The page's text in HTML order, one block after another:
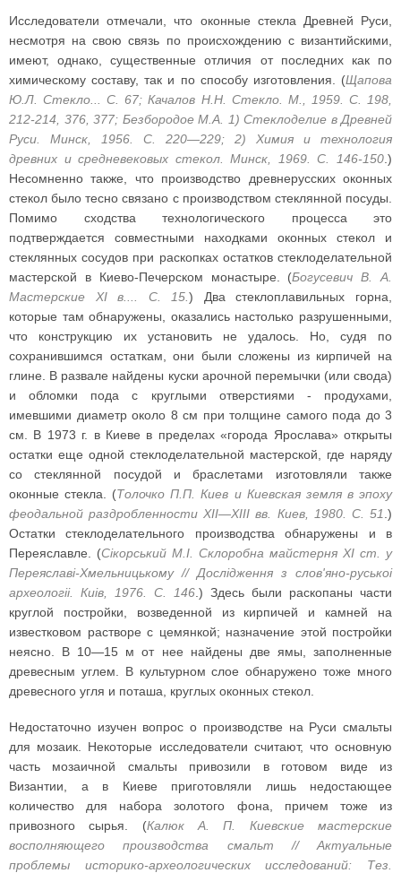
Исследователи отмечали, что оконные стекла Древней Руси,
несмотря на свою связь по происхождению с византийскими,
имеют, однако, существенные отличия от последних как по
химическому составу, так и по способу изготовления. (Щапова
Ю.Л. Стекло... С. 67; Качалов Н.Н. Стекло. М., 1959. С. 198,
212-214, 376, 377; Безбородое М.А. 1) Стеклоделие в Древней
Руси. Минск, 1956. С. 220—229; 2) Химия и технология
древних и средневековых стекол. Минск, 1969. С. 146-150 .)
Несомненно также, что производство древнерусских оконных
стекол было тесно связано с производством стеклянной посуды.
Помимо сходства технологического процесса это
подтверждается совместными находками оконных стекол и
стеклянных сосудов при раскопках остатков стеклоделательной
мастерской в Киево-Печерском монастыре. (Богусевич В. А.
Мастерские XI в.... С. 15.) Два стеклоплавильных горна,
которые там обнаружены, оказались настолько разрушенными,
что конструкцию их установить не удалось. Но, судя по
сохранившимся остаткам, они были сложены из кирпичей на
глине. В развале найдены куски арочной перемычки (или свода)
и обломки пода с круглыми отверстиями - продухами,
имевшими диаметр около 8 см при толщине самого пода до 3
см. В 1973 г. в Киеве в пределах «города Ярослава» открыты
остатки еще одной стеклоделательной мастерской, где наряду
со стеклянной посудой и браслетами изготовляли также
оконные стекла. (Толочко П.П. Киев и Киевская земля в эпоху
феодальной раздробленности XII—XIII вв. Киев, 1980. С. 51 .)
Остатки стеклоделательного производства обнаружены и в
Переяславле. (Сiкорський M.I. Склоробна майстерня XI ст. у
Переяславi-Хмельницькому // Дослiдження з слов'яно-руськоi
археологii. Киiв, 1976. С. 146 .) Здесь были раскопаны части
круглой постройки, возведенной из кирпичей и камней на
известковом растворе с цемянкой; назначение этой постройки
неясно. В 10—15 м от нее найдены две ямы, заполненные
древесным углем. В культурном слое обнаружено тоже много
древесного угля и поташа, круглых оконных стекол.
Недостаточно изучен вопрос о производстве на Руси смальты
для мозаик. Некоторые исследователи считают, что основную
часть мозаичной смальты привозили в готовом виде из
Византии, а в Киеве приготовляли лишь недостающее
количество для набора золотого фона, причем тоже из
привозного сырья. (Калюк А. П. Киевские мастерские
восполняющего производства смальт // Актуальные
проблемы историко-археологических исследований: Тез.